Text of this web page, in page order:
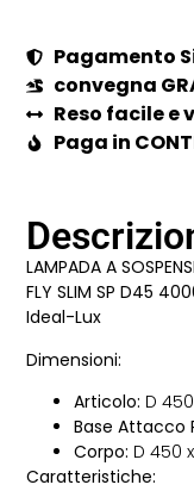
Pagamento
convegna
Reso facile e
Paga in
LAMPADA A
FLY SLIM SP D45
Ideal-Lux
Dimensioni:
Articolo: D
Base Attacco
Corpo: D 450
Caratteristiche: